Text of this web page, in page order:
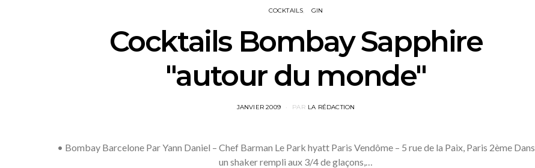
COCKTAILS GIN
Cocktails Bombay Sapphire
"autour du monde"
POSTED
JANVIER 2009 PAR LA RÉDACTION
• Bombay Barcelone Par Yann Daniel – Chef Barman Le Park hyatt Paris Vendôme – 5 rue de la Paix, Paris 2ème Dans
un shaker rempli aux 3/4 de glaçons,…